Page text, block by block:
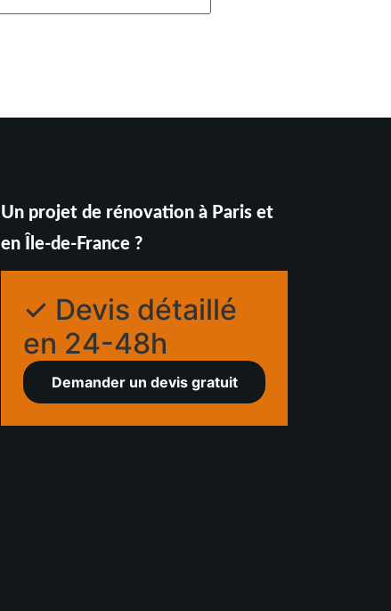
Un projet de rénovation à Paris et
en Île-de-France ?
✓ Devis détaillé
en 24-48h
Demander un devis gratuit